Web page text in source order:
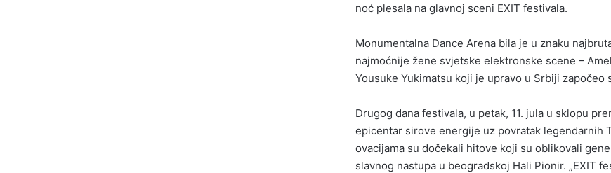
noć plesala na glavnoj sceni EXIT festivala.
Monumentalna Dance Arena bila je u znaku
najmoćnije žene svjetske elektronske scene –
Yousuke Yukimatsu koji je upravo u Srbiji
Drugog dana festivala, u petak, 11. jula u sklopu
epicentar sirove energije uz povratak legendarnih
ovacijama su dočekali hitove koji su oblikovali
slavnog nastupa u beogradskoj Hali Pionir. „EXIT